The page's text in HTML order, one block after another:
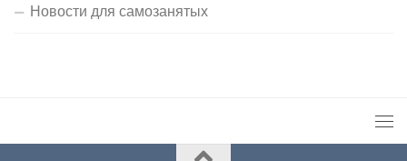
Новости для самозанятых